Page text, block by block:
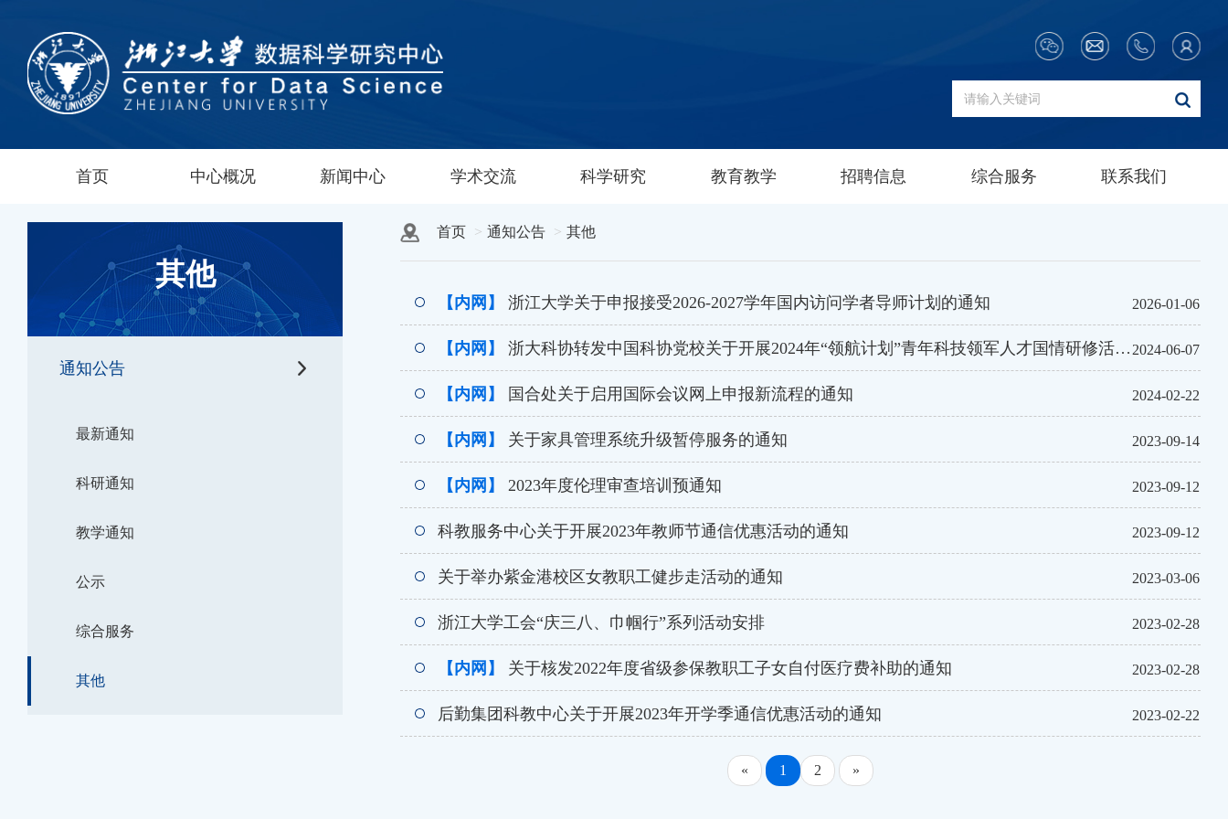
首页 中心概况 新闻中心 学术交流 科学研究 教育教学 招聘信息 综合服务 联系我们
其他
通知公告
最新通知
科研通知
教学通知
公示
综合服务
其他
首页 通知公告 其他
2026-01-06
【内网】 浙江大学关于申报接受2026-2027学年国内访问学者导师计划的通知
2024-06-07
【内网】 浙大科协转发中国科协党校关于开展2024年“领航计划”青年科技领军人才国情研修活动的通知
2024-02-22
【内网】 国合处关于启用国际会议网上申报新流程的通知
2023-09-14
【内网】 关于家具管理系统升级暂停服务的通知
2023-09-12
【内网】 2023年度伦理审查培训预通知
2023-09-12
科教服务中心关于开展2023年教师节通信优惠活动的通知
2023-03-06
关于举办紫金港校区女教职工健步走活动的通知
2023-02-28
浙江大学工会“庆三八、巾帼行”系列活动安排
2023-02-28
【内网】 关于核发2022年度省级参保教职工子女自付医疗费补助的通知
2023-02-22
后勤集团科教中心关于开展2023年开学季通信优惠活动的通知
« 1 2 »